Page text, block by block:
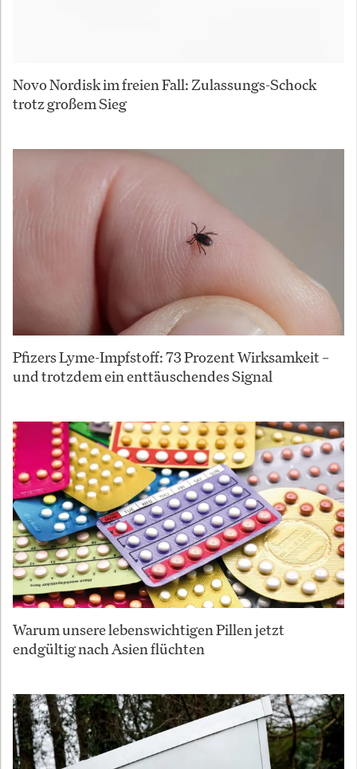
Novo Nordisk im freien Fall: Zulassungs-Schock
trotz großem Sieg
Pfizers Lyme-Impfstoff: 73 Prozent Wirksamkeit –
und trotzdem ein enttäuschendes Signal
Warum unsere lebenswichtigen Pillen jetzt
endgültig nach Asien flüchten